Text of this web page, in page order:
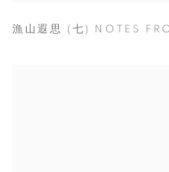
漁山遐思 (七) NOTES